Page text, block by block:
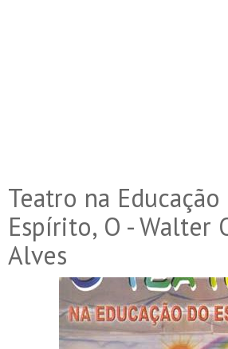
Teatro na Educação
Espírito, O - Walter
Alves